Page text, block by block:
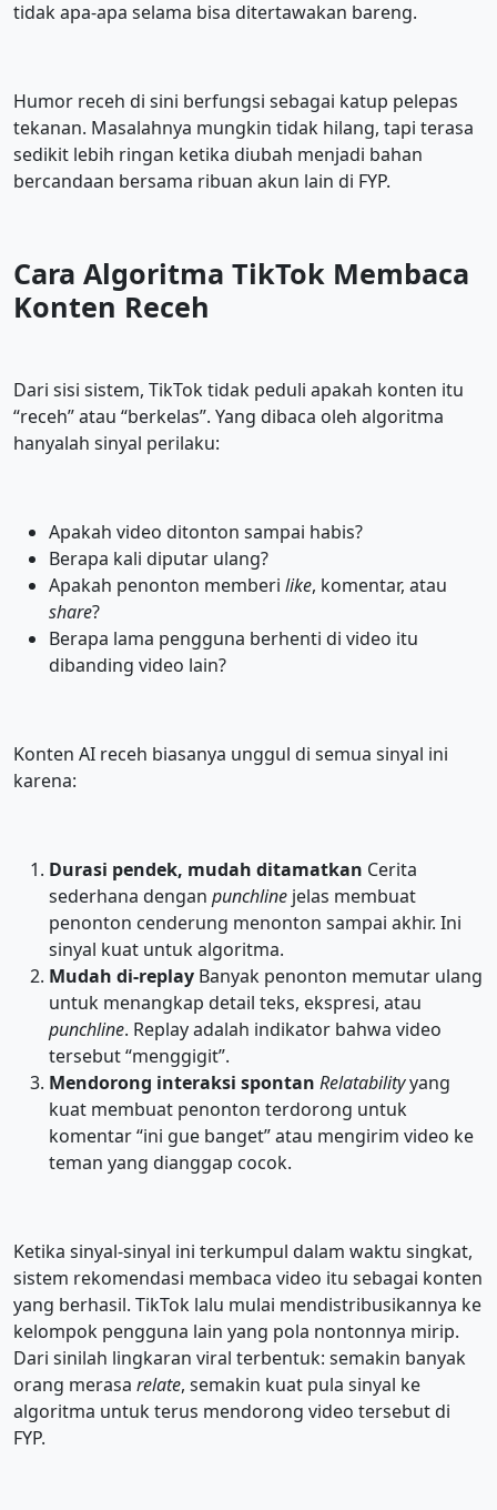
tidak apa-apa selama bisa ditertawakan bareng.
Humor receh di sini berfungsi sebagai katup pelepas
tekanan. Masalahnya mungkin tidak hilang, tapi terasa
sedikit lebih ringan ketika diubah menjadi bahan
bercandaan bersama ribuan akun lain di FYP.
Cara Algoritma TikTok Membaca
Konten Receh
Dari sisi sistem, TikTok tidak peduli apakah konten itu
“receh” atau “berkelas”. Yang dibaca oleh algoritma
hanyalah sinyal perilaku:
Apakah video ditonton sampai habis?
Berapa kali diputar ulang?
Apakah penonton memberi like, komentar, atau
share?
Berapa lama pengguna berhenti di video itu
dibanding video lain?
Konten AI receh biasanya unggul di semua sinyal ini
karena:
Durasi pendek, mudah ditamatkan Cerita
sederhana dengan punchline jelas membuat
penonton cenderung menonton sampai akhir. Ini
sinyal kuat untuk algoritma.
Mudah di-replay Banyak penonton memutar ulang
untuk menangkap detail teks, ekspresi, atau
punchline. Replay adalah indikator bahwa video
tersebut “menggigit”.
Mendorong interaksi spontan Relatabilityyang
kuat membuat penonton terdorong untuk
komentar “ini gue banget” atau mengirim video ke
teman yang dianggap cocok.
Ketika sinyal-sinyal ini terkumpul dalam waktu singkat,
sistem rekomendasi membaca video itu sebagai konten
yang berhasil. TikTok lalu mulai mendistribusikannya ke
kelompok pengguna lain yang pola nontonnya mirip.
Dari sinilah lingkaran viral terbentuk: semakin banyak
orang merasa relate, semakin kuat pula sinyal ke
algoritma untuk terus mendorong video tersebut di
FYP.